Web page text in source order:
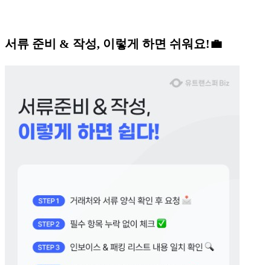
서류 준비 & 작성, 이렇게 하면 쉬워요!💼